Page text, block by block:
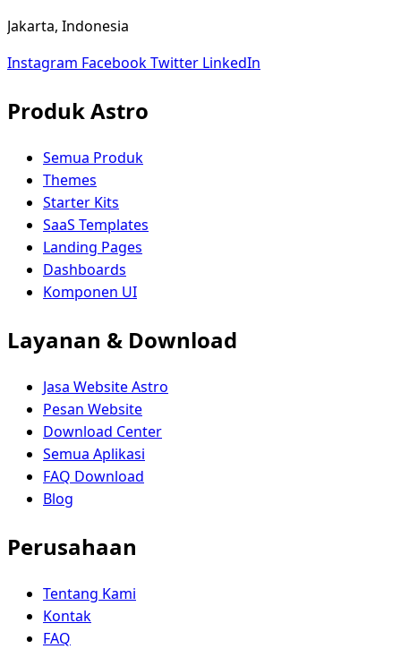
Jakarta, Indonesia
Instagram FacebookTwitter LinkedIn
Produk Astro
Semua Produk
Themes
Starter Kits
SaaS Templates
Landing Pages
Dashboards
Komponen UI
Layanan & Download
Jasa Website Astro
Pesan Website
Download Center
Semua Aplikasi
FAQ Download
Blog
Perusahaan
Tentang Kami
Kontak
FAQ